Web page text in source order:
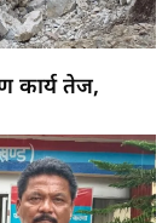
कार्य तेज,